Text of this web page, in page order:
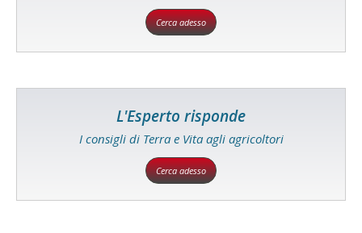
Cerca adesso
L'Esperto risponde
I consigli di Terra e Vita agli agricoltori
Cerca adesso